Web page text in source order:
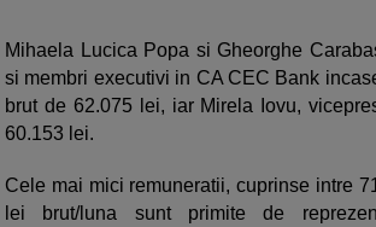
Mihaela Lucica Popa si Gheorghe
si membri executivi in CA CEC Bank
brut de 62.075 lei, iar Mirela Iovu,
60.153 lei.
Cele mai mici remuneratii, cuprinse intre
lei brut/luna sunt primite de